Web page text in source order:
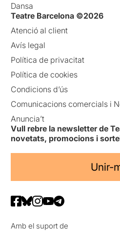
Dansa
Teatre Barcelona ©2026
Atenció al client
Avís legal
Política de privacitat
Política de cookies
Condicions d’ús
Comunicacions comercials i
Anuncia’t
Vull rebre la newsletter de
novetats, promocions i
Unir-
Amb el suport de